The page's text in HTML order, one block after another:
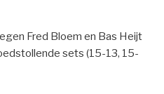
Fred Bloem en Bas Heijt
sets (15-13, 15-